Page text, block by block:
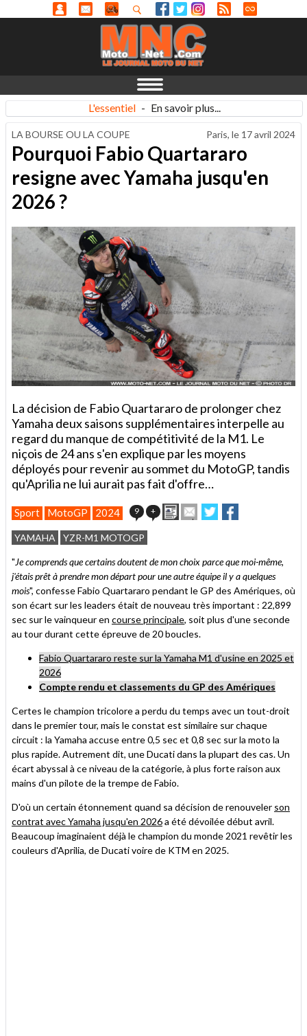
L'essentiel - En savoir plus...
LA BOURSE OU LA COUPE Paris, le 17 avril 2024
Pourquoi Fabio Quartararo
resigne avec Yamaha jusqu'en
2026 ?
La décision de Fabio Quartararo de prolonger chez
Yamaha deux saisons supplémentaires interpelle au
regard du manque de compétitivité de la M1. Le
niçois de 24 ans s'en explique par les moyens
déployés pour revenir au sommet du MotoGP, tandis
qu'Aprilia ne lui aurait pas fait d'offre…
Sport MotoGP 2024 9 + ImprimerEnvoyer
cet
un
ami
Partager
sur
sur
YAMAHA YZR-M1 MOTOGP
"Je comprends que certains doutent de mon choix parce que moi-même,
j'étais prêt à prendre mon départ pour une autre équipe il y a quelques
mois", confesse Fabio Quartararo pendant le GP des Amériques, où
son écart sur les leaders était de nouveau très important : 22,899
sec sur le vainqueur en course principale, soit plus d'une seconde
au tour durant cette épreuve de 20 boucles.
Fabio Quartararo reste sur la Yamaha M1 d'usine en 2025 et
2026
Compte rendu et classements du GP des Amériques
Certes le champion tricolore a perdu du temps avec un tout-droit
dans le premier tour, mais le constat est similaire sur chaque
circuit : la Yamaha accuse entre 0,5 sec et 0,8 sec sur la moto la
plus rapide. Autrement dit, une Ducati dans la plupart des cas. Un
écart abyssal à ce niveau de la catégorie, à plus forte raison aux
mains d'un pilote de la trempe de Fabio.
D'où un certain étonnement quand sa décision de renouveler son
contrat avec Yamaha jusqu'en 2026a été dévoilée début avril.
Beaucoup imaginaient déjà le champion du monde 2021 revêtir les
couleurs d'Aprilia, de Ducati voire de KTM en 2025.